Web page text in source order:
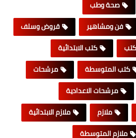
صحة وطب
فن ومشاهير
قروض وسلف
كتب
كتب الابتدائية
كتب المتوسطة
مرشحات
مرشحات الاعدادية
ملازم
ملازم الابتدائية
ملازم المتوسطة